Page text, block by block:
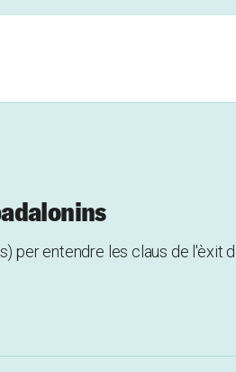
per entendre les claus de l'èxit